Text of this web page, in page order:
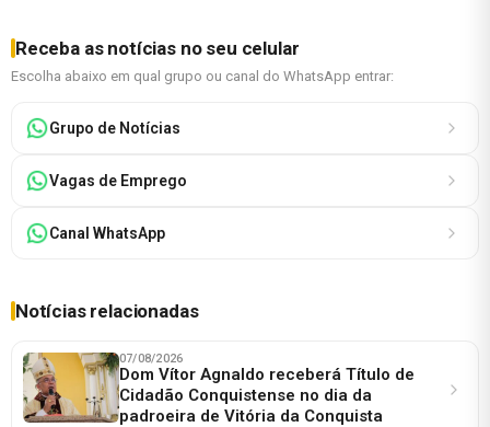
Receba as notícias no seu celular
Escolha abaixo em qual grupo ou canal do WhatsApp entrar:
Grupo de Notícias
Vagas de Emprego
Canal WhatsApp
Notícias relacionadas
07/08/2026
Dom Vítor Agnaldo receberá Título de
Cidadão Conquistense no dia da
padroeira de Vitória da Conquista